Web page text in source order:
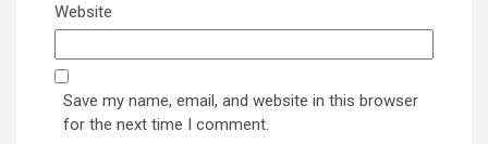
Website
Save my name, email, and website in this browser
for the next time I comment.